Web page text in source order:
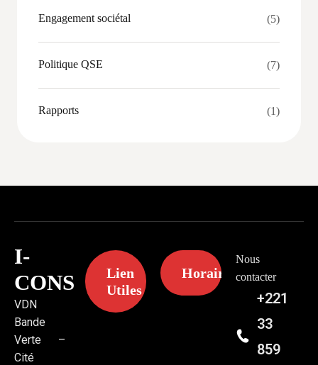
Engagement sociétal (5)
Politique QSE (7)
Rapports (1)
I-
CONS
VDN
Bande
Verte –
Cité
Lien
Utiles
Horaires
Nous
contacter
+221
33
859